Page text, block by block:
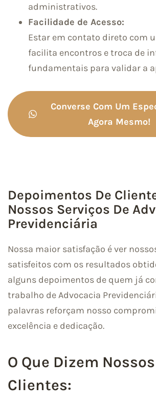
administrativos.
Facilidade de Acesso:
Estar em contato direto com
facilita encontros e troca de
fundamentais para validar a
Converse Com Um
Agora Mesmo!
Depoimentos De
Nossos Serviços De
Previdenciária
Nossa maior satisfação é ver
satisfeitos com os resultados
alguns depoimentos de quem já
trabalho de Advocacia
palavras reforçam nosso
excelência e dedicação.
O Que Dizem Nossos
Clientes: